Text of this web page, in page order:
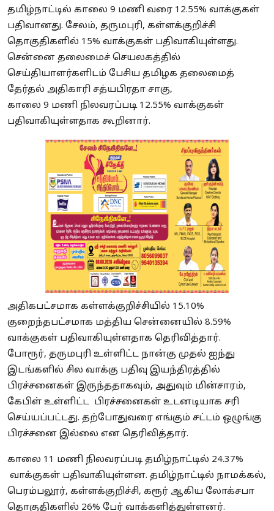
தமிழ்நாட்டில் காலை 9 மணி வரை 12.55% வாக்குகள்
பதிவானது. சேலம், தருமபுரி, கள்ளக்குறிச்சி
தொகுதிகளில் 15% வாக்குகள் பதிவாகியுள்ளது.
சென்னை தலைமைச் செயலகத்தில்
செய்தியாளர்களிடம் பேசிய தமிழக தலைமைத்
தேர்தல் அதிகாரி சத்யபிரதா சாகு,
காலை 9 மணி நிலவரப்படி 12.55% வாக்குகள்
பதிவாகியுள்ளதாக கூறினார்.
அதிகபட்சமாக கள்ளக்குறிச்சியில் 15.10%
குறைந்தபட்சமாக மத்திய சென்னையில் 8.59%
வாக்குகள் பதிவாகியுள்ளதாக தெரிவித்தார்.
போரூர், தருமபுரி உள்ளிட்ட நான்கு முதல் ஐந்து
இடங்களில் சில வாக்கு பதிவு இயந்திரத்தில்
பிரச்சனைகள் இருந்ததாகவும், அதுவும் மின்சாரம்,
கேபிள் உள்ளிட்ட பிரச்சனைகள் உடனடியாக சரி
செய்யப்பட்டது. தற்போதுவரை எங்கும் சட்டம் ஒழுங்கு
பிரச்சனை இல்லை என தெரிவித்தார்.
காலை 11 மணி நிலவரப்படி தமிழ்நாட்டில் 24.37%
வாக்குகள் பதிவாகியுள்ளன. தமிழ்நாட்டில் நாமக்கல்,
பெரம்பலூர், கள்ளக்குறிச்சி, கரூர் ஆகிய லோக்சபா
தொகுதிகளில் 26% பேர் வாக்களித்துள்ளனர்.